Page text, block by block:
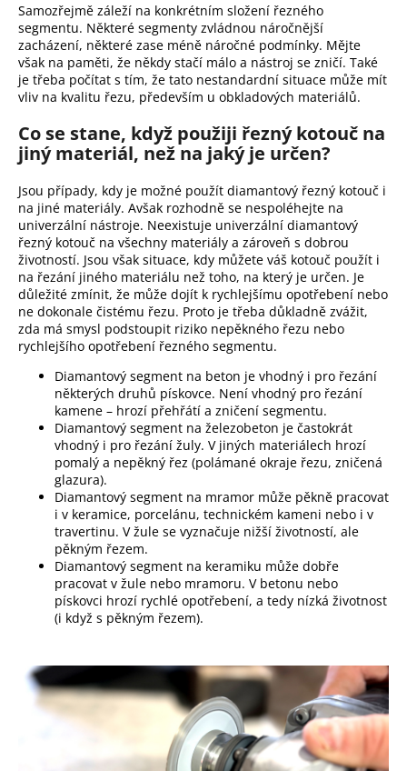
Samozřejmě záleží na konkrétním složení řezného
segmentu. Některé segmenty zvládnou náročnější
zacházení, některé zase méně náročné podmínky. Mějte
však na paměti, že někdy stačí málo a nástroj se zničí. Také
je třeba počítat s tím, že tato nestandardní situace může mít
vliv na kvalitu řezu, především u obkladových materiálů.
Co se stane, když použiji řezný kotouč na
jiný materiál, než na jaký je určen?
Jsou případy, kdy je možné použít diamantový řezný kotouč i
na jiné materiály. Avšak rozhodně se nespoléhejte na
univerzální nástroje. Neexistuje univerzální diamantový
řezný kotouč na všechny materiály a zároveň s dobrou
životností. Jsou však situace, kdy můžete váš kotouč použít i
na řezání jiného materiálu než toho, na který je určen. Je
důležité zmínit, že může dojít k rychlejšímu opotřebení nebo
ne dokonale čistému řezu. Proto je třeba důkladně zvážit,
zda má smysl podstoupit riziko nepěkného řezu nebo
rychlejšího opotřebení řezného segmentu.
Diamantový segment na beton je vhodný i pro řezání
některých druhů pískovce. Není vhodný pro řezání
kamene – hrozí přehřátí a zničení segmentu.
Diamantový segment na železobeton je častokrát
vhodný i pro řezání žuly. V jiných materiálech hrozí
pomalý a nepěkný řez (polámané okraje řezu, zničená
glazura).
Diamantový segment na mramor může pěkně pracovat
i v keramice, porcelánu, technickém kameni nebo i v
travertinu. V žule se vyznačuje nižší životností, ale
pěkným řezem.
Diamantový segment na keramiku může dobře
pracovat v žule nebo mramoru. V betonu nebo
pískovci hrozí rychlé opotřebení, a tedy nízká životnost
(i když s pěkným řezem).